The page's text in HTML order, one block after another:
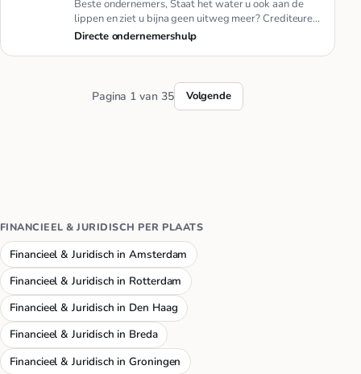
Beste ondernemers, Staat het water u ook aan de
lippen en ziet u bijna geen uitweg meer? Crediteuren,
belastingdienst, b…
Directe ondernemershulp
Pagina 1 van 35 Volgende
FINANCIEEL & JURIDISCH PER PLAATS
Financieel & Juridisch in Amsterdam
Financieel & Juridisch in Rotterdam
Financieel & Juridisch in Den Haag
Financieel & Juridisch in Breda
Financieel & Juridisch in Groningen